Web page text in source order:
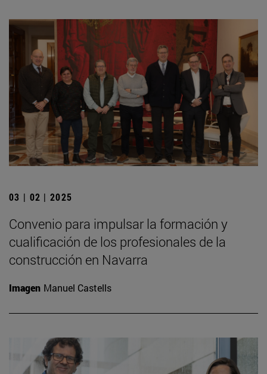
03 | 02 | 2025
Convenio para impulsar la formación y
cualificación de los profesionales de la
construcción en Navarra
Imagen Manuel Castells